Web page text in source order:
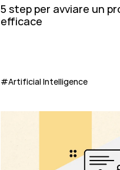
5 step per avviare un
efficace
#Artificial Intelligence